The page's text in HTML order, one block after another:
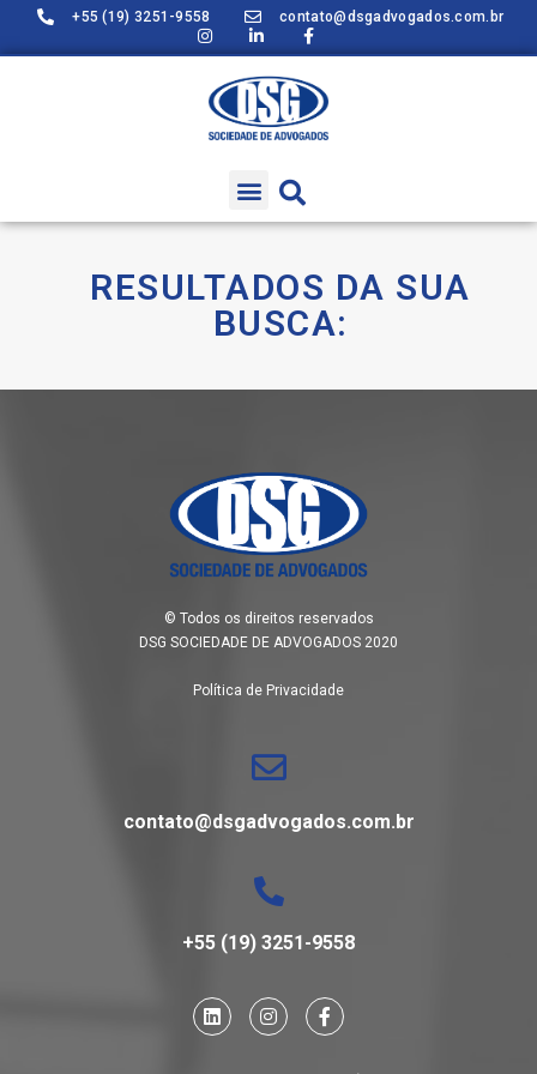
+55 (19) 3251-9558 contato@dsgadvogados.com.br
RESULTADOS DA SUA
BUSCA:
© Todos os direitos reservados
DSG SOCIEDADE DE ADVOGADOS 2020
Política de Privacidade
contato@dsgadvogados.com.br
+55 (19) 3251-9558